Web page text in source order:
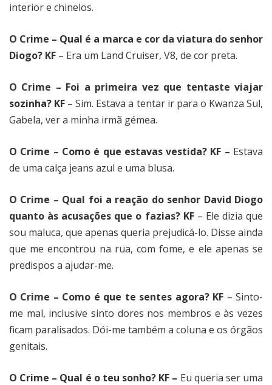
interior e chinelos.
O Crime – Qual é a marca e cor da viatura do senhor
Diogo? KF – Era um Land Cruiser, V8, de cor preta.
O Crime – Foi a primeira vez que tentaste viajar
sozinha? KF – Sim. Estava a tentar ir para o Kwanza Sul,
Gabela, ver a minha irmã gémea.
O Crime – Como é que estavas vestida? KF – Estava
de uma calça jeans azul e uma blusa.
O Crime – Qual foi a reação do senhor David Diogo
quanto às acusações que o fazias? KF– Ele dizia que
sou maluca, que apenas queria prejudicá-lo. Disse ainda
que me encontrou na rua, com fome, e ele apenas se
predispos a ajudar-me.
O Crime – Como é que te sentes agora? KF – Sinto-
me mal, inclusive sinto dores nos membros e às vezes
ficam paralisados. Dói-me também a coluna e os órgãos
genitais.
O Crime – Qual é o teu sonho? KF – Eu queria ser uma